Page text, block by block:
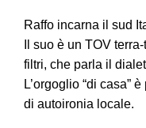
Raffo incarna il sud
Il suo è un TOV
filtri, che parla il
L’orgoglio “di casa”
di autoironia locale.